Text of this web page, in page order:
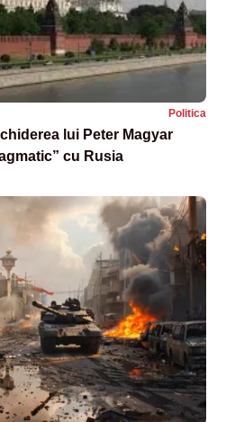
Politica
lui Peter Magyar
cu Rusia